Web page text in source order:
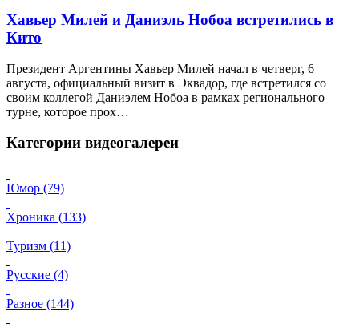
Хавьер Милей и Даниэль Нобоа встретились в
Кито
Президент Аргентины Хавьер Милей начал в четверг, 6
августа, официальный визит в Эквадор, где встретился со
своим коллегой Даниэлем Нобоа в рамках регионального
турне, которое прох…
Категории видеогалереи
Юмор (79)
Хроника (133)
Туризм (11)
Русские (4)
Разное (144)